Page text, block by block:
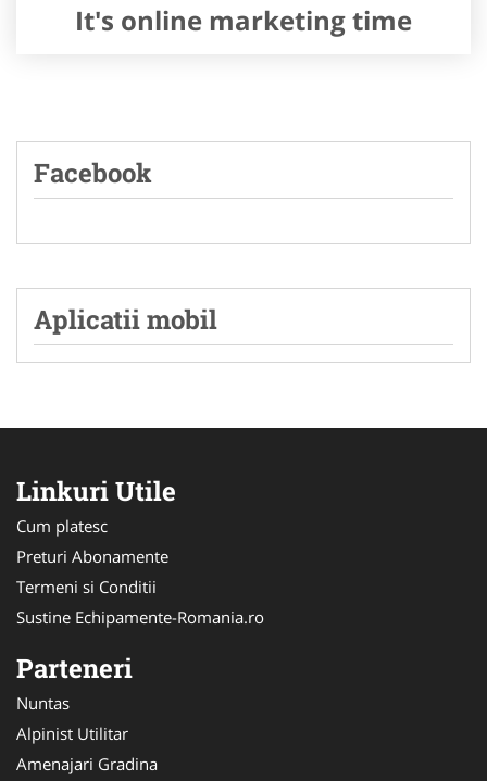
It's online marketing time
Facebook
Aplicatii mobil
Linkuri Utile
Cum platesc
Preturi Abonamente
Termeni si Conditii
Sustine Echipamente-Romania.ro
Parteneri
Nuntas
Alpinist Utilitar
Amenajari Gradina